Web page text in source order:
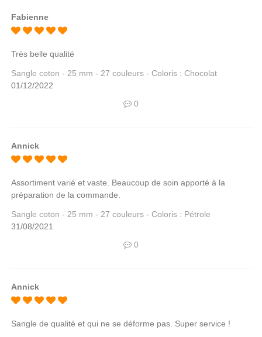
Fabienne
Très belle qualité
Sangle coton - 25 mm - 27 couleurs - Coloris : Chocolat
01/12/2022
0
Annick
Assortiment varié et vaste. Beaucoup de soin apporté à la
préparation de la commande.
Sangle coton - 25 mm - 27 couleurs - Coloris : Pétrole
31/08/2021
0
Annick
Sangle de qualité et qui ne se déforme pas. Super service !